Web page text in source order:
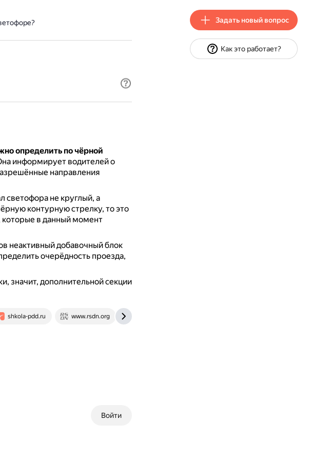
определить по чёрной
информирует водителей о
направления
светофора не круглый, а
контурную стрелку, то это
которые в данный момент
неактивный добавочный блок
очерёдность проезда,
значит, дополнительной секции
shkola-pdd.ru www.rsdn.org
Войти
Задать новый вопрос
Как это работает?